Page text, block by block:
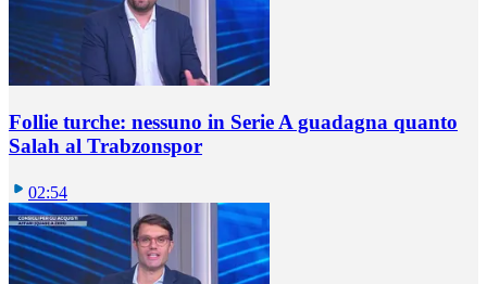
Follie turche: nessuno in Serie A guadagna quanto
Salah al Trabzonspor
02:54